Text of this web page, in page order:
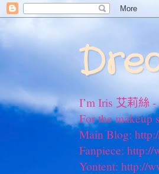
I’m Iris 艾莉絲
For the makeup
Main Blog:
Fanpiece: http://
Yontent: http://